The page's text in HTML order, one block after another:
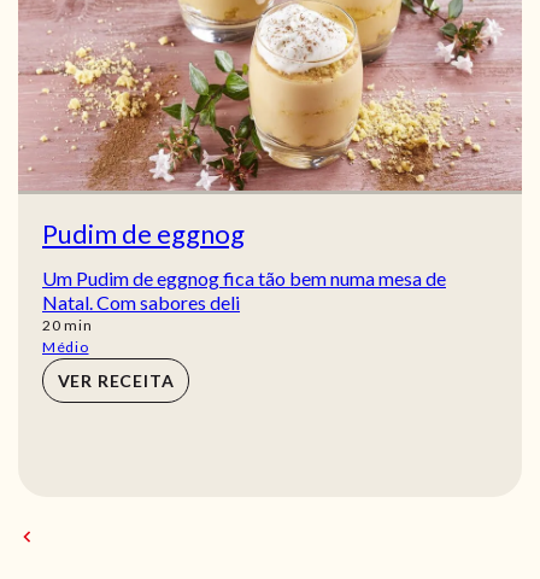
Pudim de eggnog
Um Pudim de eggnog fica tão bem numa mesa de
Natal. Com sabores deli
20min
min
Médio
VER RECEITA